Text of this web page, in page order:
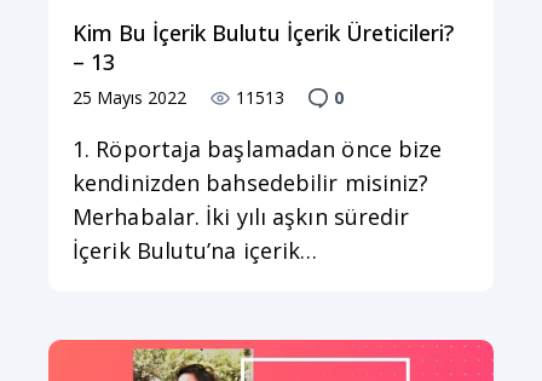
Kim Bu İçerik Bulutu İçerik Üreticileri?
– 13
25 Mayıs 2022 11513 0
1. Röportaja başlamadan önce bize
kendinizden bahsedebilir misiniz?
Merhabalar. İki yılı aşkın süredir
İçerik Bulutu’na içerik…